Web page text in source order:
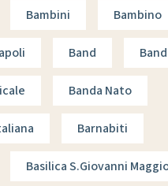
Bambini Bambino
Band
Banda Nato
Barnabiti
Basilica S.giovanni